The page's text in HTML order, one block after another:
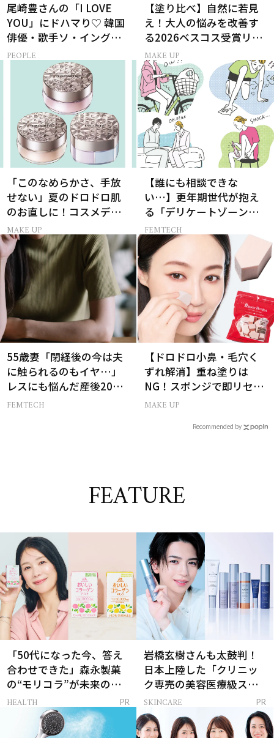
尾崎豊さんの「I LOVE
YOU」にドハマり♡ 韓国
俳優・歌手ソ・イングク
さんの音楽がすべての人
生って？
PEOPLE
【塗り比べ】自然に若見
え！大人の悩みを改善す
る2026ベスコス受賞リッ
プTOP3
MAKE UP
「このなめらかさ、手放
せない」夏のドロドロ肌
のお直しに！コスメデコ
ルテのパウダーが想像以
上に優秀
MAKE UP
【誰にも相談できな
い…】更年期世代が抱え
る「デリケートゾーン」
のリアルなお悩み４選
FEMTECH
55歳妻「閉経後の今は夫
に触られるのもイヤ…」
レスにも悩んだ産後20年
の葛藤
FEMTECH
【ドロドロ小鼻・毛穴く
ずれ解消】重ね塗りは
NG！スポンジで即リセッ
トするプロ技
MAKE UP
Recommended by
FEATURE
「50代になった今、答え
合わせできた」森永製菓
の“モリコラ”が未来のキ
レイを連れてくる！
HEALTH PR
岩橋玄樹さんも太鼓判！
日本上陸した「クリニッ
ク専売の美容医療級スキ
ンケア」
SKINCARE PR